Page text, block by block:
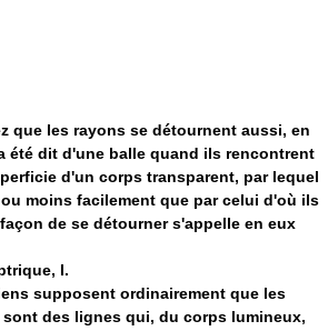
que les rayons se détournent aussi, en
été dit d'une balle quand ils rencontrent
d'un corps transparent, par lequel
moins facilement que par celui d'où ils
de se détourner s'appelle en eux
I.
supposent ordinairement que les
sont des lignes qui, du corps lumineux,